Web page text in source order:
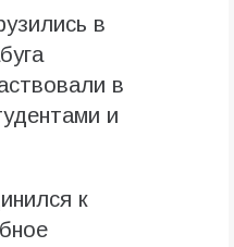
в
в
и
к